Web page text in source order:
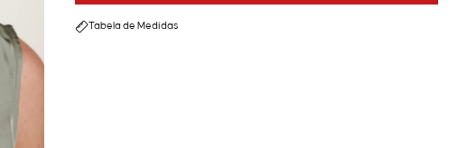
Tabela de Medidas